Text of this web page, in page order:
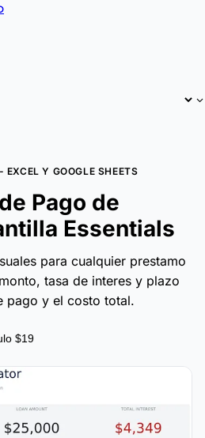
Y GOOGLE SHEETS
Pago de
Essentials
para cualquier prestamo
tasa de interes y plazo
pago y el costo total.
$19